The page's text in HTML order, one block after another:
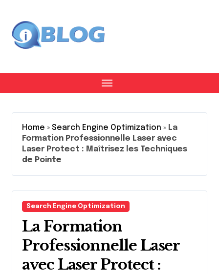
content
Home » Search Engine Optimization » La
Formation Professionnelle Laser avec
Laser Protect : Maîtrisez les Techniques
de Pointe
Search Engine Optimization
La Formation
Professionnelle Laser
avec Laser Protect :